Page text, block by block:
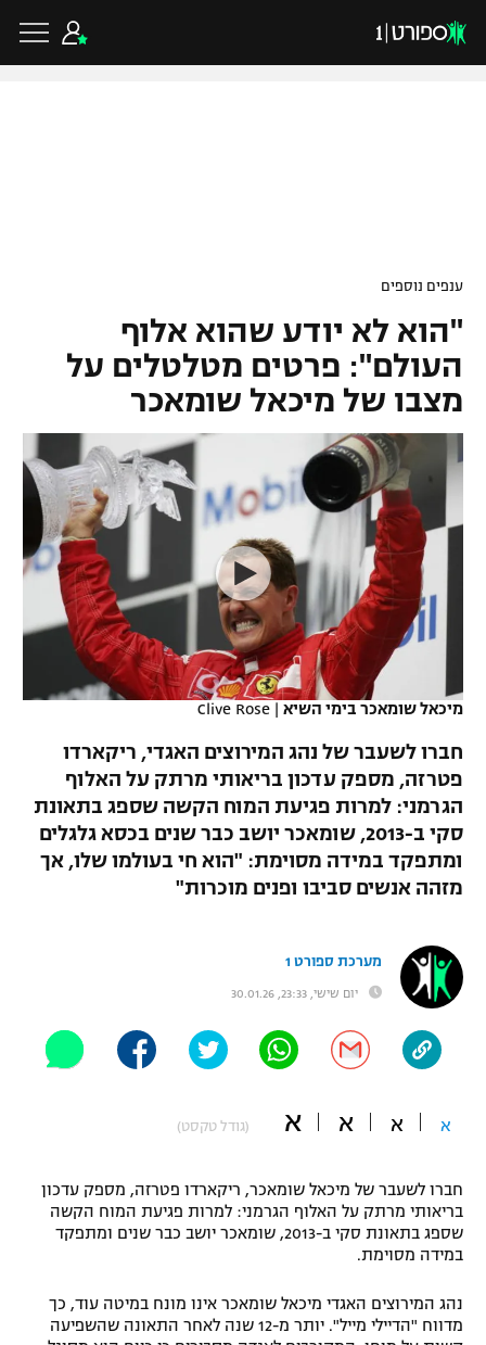
רץ ברשת
תוצאות
לוח שידורים
ברחבה
"מחצית בשכונה" – פודקאסט
משתתפים וזוכים בפרסים
תקנון משתתפים וזוכים בפרסים
תקנון עבור פעילות אלקטרה
תקנון עבור פעילות ספורט 1 – "מרלן"
גיימינג E-Sports
תנאי שימוש
גביע הטוטו
ליגיונרים
גביע המדינה
נבחרת ישראל
מכבי חיפה
בית"ר ירושלים
מכבי תל אביב
הפועל חיפה
הפועל באר שבע
מכבי נתניה
ליגת האלופות
ליגה אירופית
ליגה אנגלית
ליגה גרמנית
ליגה ספרדית
ליגה איטלקית
ליגה צרפתית
ליגה הולנדית
ליגה טורקית
ליגה סינית
ליגה ברזילאית
ליגות נוספות
כדורסל ישראלי
ליגת ווינר סל
ליגה לאומית
כדורסל נשים
מכבי תל אביב
הפועל חולון
הפועל ירושלים
דני אבדיה
כדורסל עולמי
NBA
יורוליג
יורוקאפ
ענפים נוספים
טניס
כדוריד
כדורעף
שחייה
ג'ודו
אגרוף
ספורט אולימפי
היאבקות WWE
ספורט מוטורי
כדורמים
בייסבול MLB
אומנויות לחימה
ענפים נוספים
"הוא לא יודע שהוא אלוף
העולם": פרטים מטלטלים על
מצבו של מיכאל שומאכר
מיכאל שומאכר בימי השיא |
Clive Rose
חברו לשעבר של נהג המירוצים האגדי, ריקארדו
פטרזה, מספק עדכון בריאותי מרתק על האלוף
הגרמני: למרות פגיעת המוח הקשה שספג בתאונת
סקי ב-2013, שומאכר יושב כבר שנים בכסא גלגלים
ומתפקד במידה מסוימת: "הוא חי בעולמו שלו, אך
מזהה אנשים סביבו ופנים מוכרות"
מערכת ספורט 1
יום שישי, 23:33, 30.01.26
א א א א (גודל טקסט)
חברו לשעבר של מיכאל שומאכר, ריקארדו פטרזה, מספק עדכון
בריאותי מרתק על האלוף הגרמני: למרות פגיעת המוח הקשה
שספג בתאונת סקי ב-2013, שומאכר יושב כבר שנים ומתפקד
במידה מסוימת.
נהג המירוצים האגדי מיכאל שומאכר אינו מונח במיטה עוד, כך
מדווח "הדיילי מייל". יותר מ-12 שנה לאחר התאונה שהשפיעה